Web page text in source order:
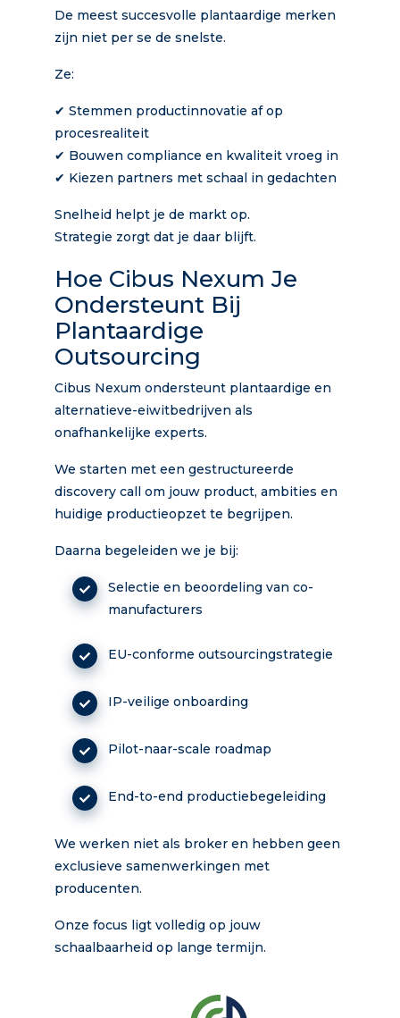
De meest succesvolle plantaardige merken
zijn niet per se de snelste.
Ze:
✔ Stemmen productinnovatie af op
procesrealiteit
✔ Bouwen compliance en kwaliteit vroeg in
✔ Kiezen partners met schaal in gedachten
Snelheid helpt je de markt op.
Strategie zorgt dat je daar blijft.
Hoe Cibus Nexum Je
Ondersteunt Bij
Plantaardige
Outsourcing
Cibus Nexum ondersteunt plantaardige en
alternatieve-eiwitbedrijven als
onafhankelijke experts.
We starten met een gestructureerde
discovery call om jouw product, ambities en
huidige productieopzet te begrijpen.
Daarna begeleiden we je bij:
Selectie en beoordeling van co-
manufacturers
EU-conforme outsourcingstrategie
IP-veilige onboarding
Pilot-naar-scale roadmap
End-to-end productiebegeleiding
We werken niet als broker en hebben geen
exclusieve samenwerkingen met
producenten.
Onze focus ligt volledig op jouw
schaalbaarheid op lange termijn.